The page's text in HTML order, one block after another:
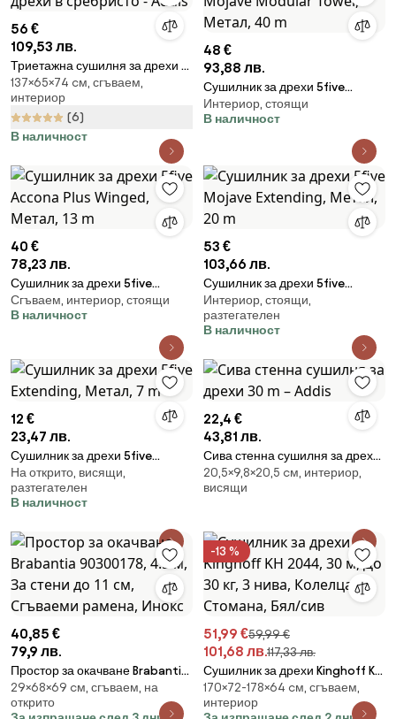
56 €
109,53 лв.
Триетажна сушилня за дрехи в
сребристо - Addis
137×65×74 cм, сгъваем,
интериор
(6)
В наличност
48 €
93,88 лв.
Сушилник за дрехи 5five
Mojave Modular Tower, Метал,
40 m
Интериор, стоящи
В наличност
40 €
78,23 лв.
Сушилник за дрехи 5five
Accona Plus Winged, Метал, 13
m
Сгъваем, интериор, стоящи
В наличност
53 €
103,66 лв.
Сушилник за дрехи 5five
Mojave Extending, Метал, 20 m
Интериор, стоящи,
разтегателен
В наличност
12 €
23,47 лв.
Сушилник за дрехи 5five
Extending, Метал, 7 m
На открито, висящи,
разтегателен
В наличност
22,4 €
43,81 лв.
Сива стенна сушилня за дрехи
30 m – Addis
20,5×9,8×20,5 cм, интериор,
висящи
40,85 €
79,9 лв.
Простор за окачване Brabantia
90300178, 4.5 м, За стени до 11
см, Сгъваеми рамена, Инокс
29×68×69 cм, сгъваем, на
открито
-13 %
51,99 €59,99 €
101,68 лв.117,33 лв.
Сушилник за дрехи Kinghoff KH
2044, 30 м, До 30 кг, 3 нива,
Колелца, Стомана, Бял/сив
170×72-178×64 cм, сгъваем,
интериор